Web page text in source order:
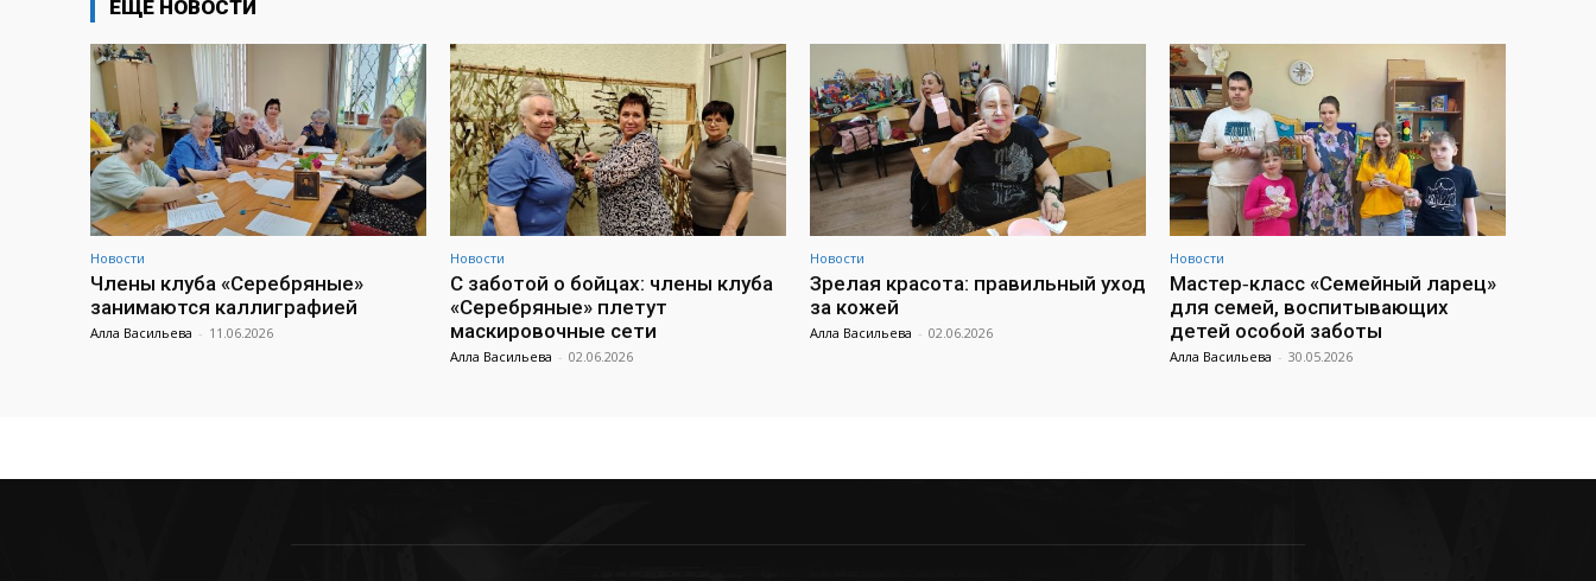
ЕЩЕ НОВОСТИ
Новости
Члены клуба «Серебряные»
занимаются каллиграфией
Алла Васильева - 11.06.2026
Новости
С заботой о бойцах: члены клуба
«Серебряные» плетут
маскировочные сети
Алла Васильева - 02.06.2026
Новости
Зрелая красота: правильный уход
за кожей
Алла Васильева - 02.06.2026
Новости
Мастер‑класс «Семейный ларец»
для семей, воспитывающих
детей особой заботы
Алла Васильева - 30.05.2026